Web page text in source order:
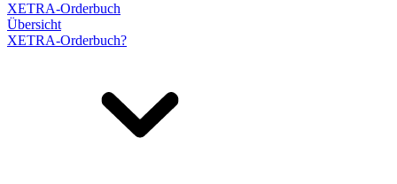
XETRA-Orderbuch
Übersicht
XETRA-Orderbuch?